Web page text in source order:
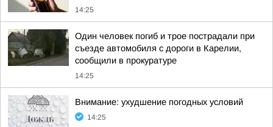
14:25
Один человек погиб и трое пострадали при
съезде автомобиля с дороги в Карелии,
сообщили в прокуратуре
14:25
Внимание: ухудшение погодных условий
14:25